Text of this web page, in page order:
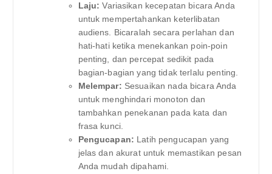
Laju: Variasikan kecepatan bicara Anda
untuk mempertahankan keterlibatan
audiens. Bicaralah secara perlahan dan
hati-hati ketika menekankan poin-poin
penting, dan percepat sedikit pada
bagian-bagian yang tidak terlalu penting.
Melempar: Sesuaikan nada bicara Anda
untuk menghindari monoton dan
tambahkan penekanan pada kata dan
frasa kunci.
Pengucapan: Latih pengucapan yang
jelas dan akurat untuk memastikan pesan
Anda mudah dipahami.